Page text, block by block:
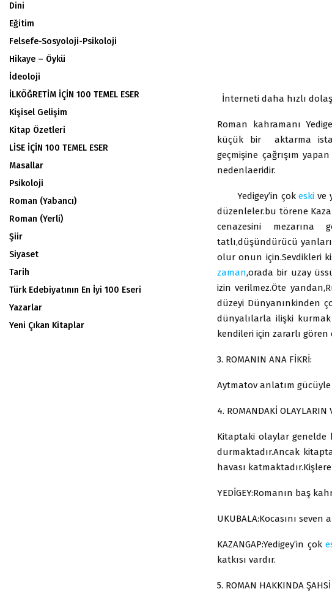
İnterneti daha hızlı
Roman kahramanı
küçük bir aktarma
geçmişine çağrışım
nedenlaeridir.
Yedigey’in çokeski ve
düzenleler.bu törene
cenazesini mezarına
tatlı,düşündürücü
olur onun için.Sevdikleri
zaman,orada bir uzay
izin verilmez.Öte
düzeyi Dünyanınkinden
dünyalılarla ilişki
kendileri için zararlı
3. ROMANIN ANA FİKRİ:
Aytmatov anlatım
4. ROMANDAKİ OLAYLARIN
Kitaptaki olaylar genelde
durmaktadır.Ancak
havası
YEDİGEY:Romanın baş
UKUBALA:Kocasını seven
KAZANGAP:Yedigey’in çok
katkısı vardır.
5. ROMAN HAKKINDA ŞAHSİ
Dini
Eğitim
Felsefe-Sosyoloji-Psikoloji
Hikaye – Öykü
İdeoloji
İLKÖĞRETİM İÇİN 100 TEMEL ESER
Kişisel Gelişim
Kitap Özetleri
LİSE İÇİN 100 TEMEL ESER
Masallar
Psikoloji
Roman (Yabancı)
Roman (Yerli)
Şiir
Siyaset
Tarih
Türk Edebiyatının En İyi 100 Eseri
Yazarlar
Yeni Çıkan Kitaplar